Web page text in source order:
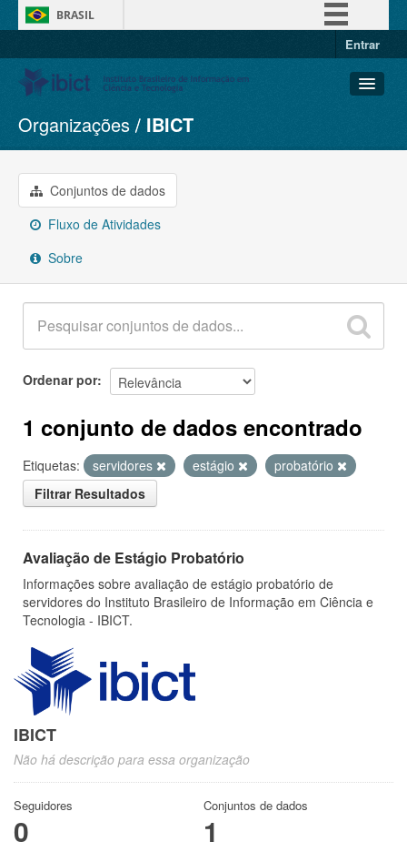
BRASIL
Entrar
Conjuntos de dados
Organizações
Grupos
Sobre
Organizações IBICT
Conjuntos de dados
Fluxo de Atividades
Sobre
Ordenar por
1 conjunto de dados encontrado
Etiquetas: servidores estágio
probatório
Filtrar Resultados
Avaliação de Estágio Probatório
Informações sobre avaliação de estágio probatório de
servidores do Instituto Brasileiro de Informação em Ciência e
Tecnologia - IBICT.
IBICT
Não há descrição para essa organização
Seguidores
0
Conjuntos de dados
1